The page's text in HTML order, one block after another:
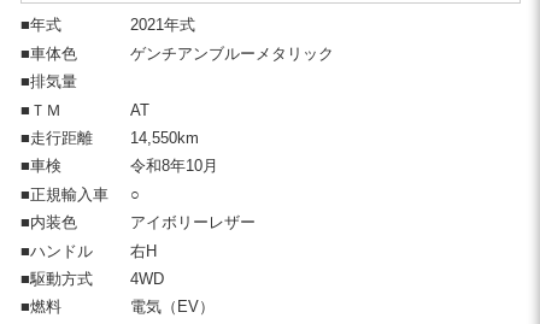
■年式
2021年式
■車体色
ゲンチアンブルーメタリック
■排気量
■ＴＭ
AT
■走行距離
14,550km
■車検
令和8年10月
■正規輸入車
○
■内装色
アイボリーレザー
■ハンドル
右H
■駆動方式
4WD
■燃料
電気（EV）